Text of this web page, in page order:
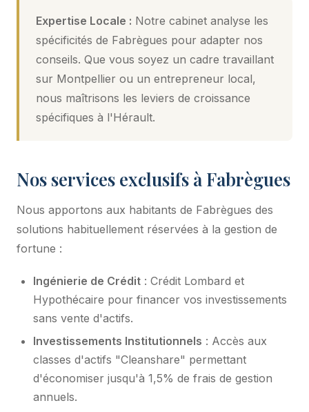
Expertise Locale : Notre cabinet analyse les
spécificités de Fabrègues pour adapter nos
conseils. Que vous soyez un cadre travaillant
sur Montpellier ou un entrepreneur local,
nous maîtrisons les leviers de croissance
spécifiques à l'Hérault.
Nos services exclusifs à Fabrègues
Nous apportons aux habitants de Fabrègues des
solutions habituellement réservées à la gestion de
fortune :
Ingénierie de Crédit : Crédit Lombard et
Hypothécaire pour financer vos investissements
sans vente d'actifs.
Investissements Institutionnels : Accès aux
classes d'actifs "Cleanshare" permettant
d'économiser jusqu'à 1,5% de frais de gestion
annuels.